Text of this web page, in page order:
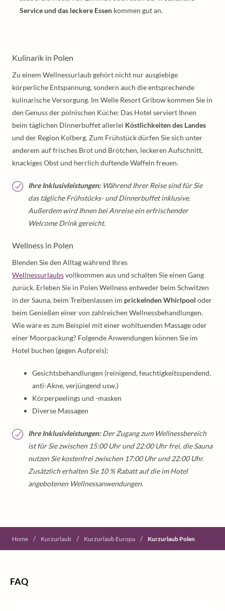
Service und das leckere Essen kommen gut an.
Kulinarik in Polen
Zu einem Wellnessurlaub gehört nicht nur ausgiebige
körperliche Entspannung, sondern auch die entsprechende
kulinarische Versorgung. Im Welle Resort Gribow kommen Sie in
den Genuss der polnischen Küche: Das Hotel serviert Ihnen
beim täglichen Dinnerbuffet allerlei Köstlichkeiten des Landes
und der Region Kolberg. Zum Frühstück dürfen Sie sich unter
anderem auf frisches Brot und Brötchen, leckeren Aufschnitt,
knackiges Obst und herrlich duftende Waffeln freuen.
Ihre Inklusivleistungen:Während Ihrer Reise sind für Sie
das tägliche Frühstücks- und Dinnerbuffet inklusive.
Außerdem wird Ihnen bei Anreise ein erfrischender
Welcome Drink gereicht.
Wellness in Polen
Blenden Sie den Alltag während Ihres
Wellnessurlaubsvollkommen aus und schalten Sie einen Gang
zurück. Erleben Sie in Polen Wellness entweder beim Schwitzen
in der Sauna, beim Treibenlassen im prickelnden Whirlpool oder
beim Genießen einer von zahlreichen Wellnessbehandlungen.
Wie wäre es zum Beispiel mit einer wohltuenden Massage oder
einer Moorpackung? Folgende Anwendungen können Sie im
Hotel buchen (gegen Aufpreis):
Gesichtsbehandlungen (reinigend, feuchtigkeitsspendend,
anti-Akne, verjüngend usw.)
Körperpeelings und -masken
Diverse Massagen
Ihre Inklusivleistungen:Der Zugang zum Wellnessbereich
ist für Sie zwischen 15:00 Uhr und 22:00 Uhr frei, die Sauna
nutzen Sie kostenfrei zwischen 17:00 Uhr und 22:00 Uhr.
Zusätzlich erhalten Sie 10 % Rabatt auf die im Hotel
angebotenen Wellnessanwendungen.
Home / Kurzurlaub / Kurzurlaub Europa / Kurzurlaub Polen
FAQ